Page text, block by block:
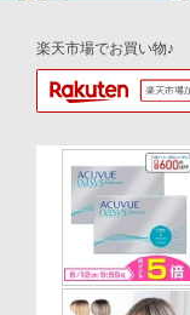
楽天市場でお買い物♪